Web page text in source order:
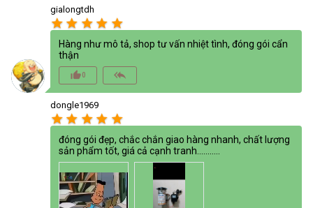
gialongtdh
star star star star star
Hàng như mô tả, shop tư vấn nhiệt tình, đóng gói cẩn
thận
thumb_up_alt0 reply_all
dongle1969
star star star star star
đóng gói đẹp, chắc chắn giao hàng nhanh, chất lượng
sản phẩm tốt, giá cả cạnh tranh...........